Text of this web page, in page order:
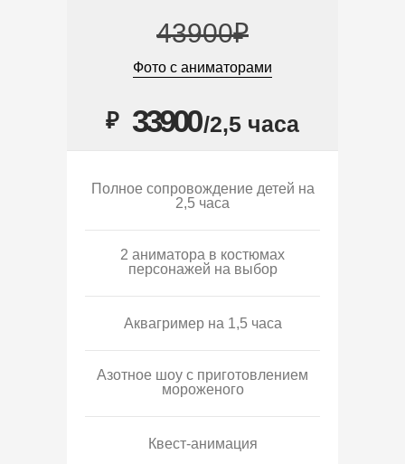
43900₽
Фото с аниматорами
₽ 33900/2,5 часа
Полное сопровождение детей на
2,5 часа
2 аниматора в костюмах
персонажей на выбор
Аквагример на 1,5 часа
Азотное шоу с приготовлением
мороженого
Квест-анимация